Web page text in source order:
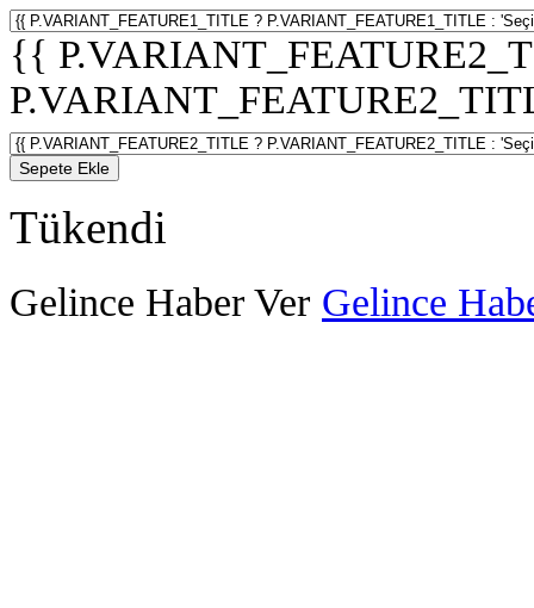
{{
Sepete Ekle
Tükendi
Gelince Haber Ver Gelince